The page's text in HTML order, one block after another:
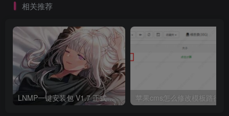
相关推荐
LNMP一键安装包 V1.7 正式版发布 苹果cms怎么修改模板路径